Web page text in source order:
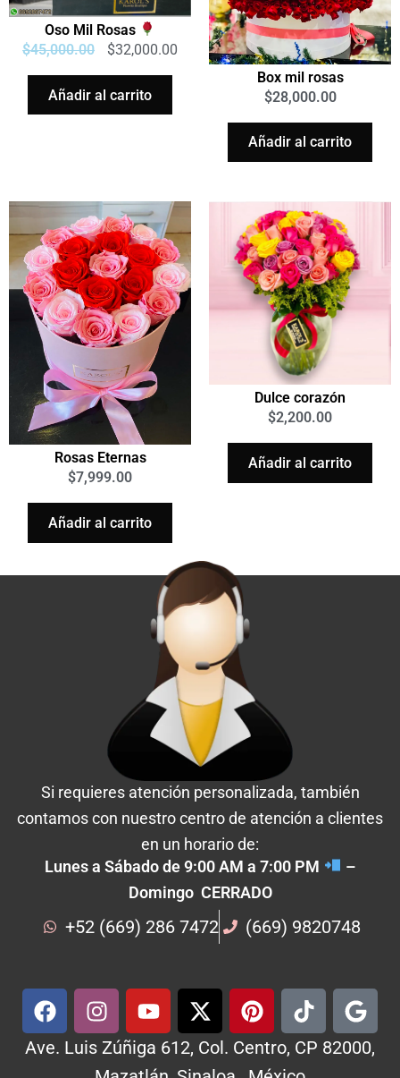
Oso Mil Rosas
$45,000.00 $32,000.00
Añadir al carrito
Box mil rosas
$28,000.00
Añadir al carrito
Rosas Eternas
$7,999.00
Añadir al carrito
Dulce corazón
$2,200.00
Añadir al carrito
Si requieres atención personalizada, también
contamos con nuestro centro de atención a clientes
en un horario de:
Lunes a Sábado de 9:00 AM a 7:00 PM
–
Domingo CERRADO
+52 (669) 286 7472 (669) 9820748
Ave. Luis Zúñiga 612, Col. Centro, CP 82000,